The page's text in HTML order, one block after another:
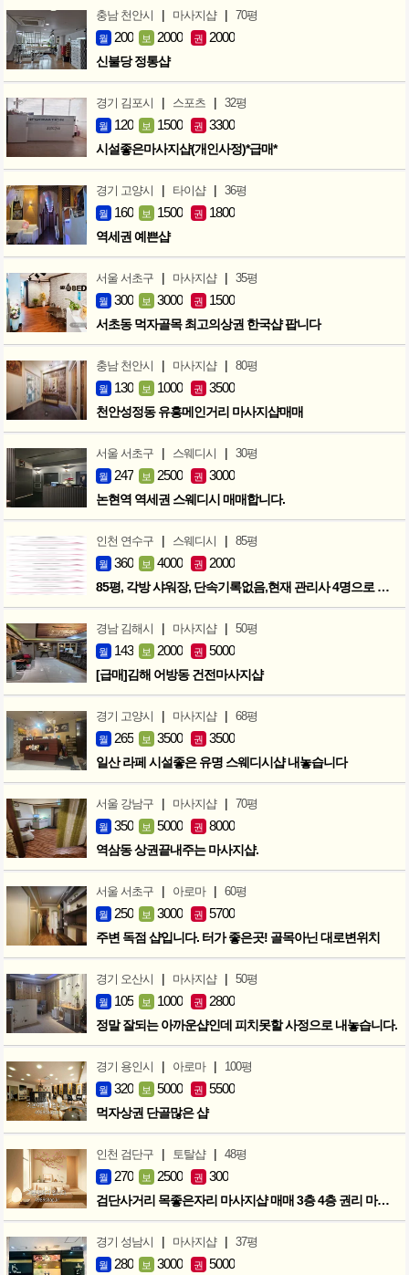
충남 천안시 | 마사지샵 | 70평
월 200 보 2000 권 2000
신불당 정통샵
경기 김포시 | 스포츠 | 32평
월 120 보 1500 권 3300
시설좋은마사지샵(개인사정)*급매*
경기 고양시 | 타이샵 | 36평
월 160 보 1500 권 1800
역세권 예쁜샵
서울 서초구 | 마사지샵 | 35평
월 300 보 3000 권 1500
서초동 먹자골목 최고의상권 한국샵 팝니다
충남 천안시 | 마사지샵 | 80평
월 130 보 1000 권 3500
천안성정동 유흥메인거리 마사지샵매매
서울 서초구 | 스웨디시 | 30평
월 247 보 2500 권 3000
논현역 역세권 스웨디시 매매합니다.
인천 연수구 | 스웨디시 | 85평
월 360 보 4000 권 2000
85평, 각방 샤워장, 단속기록없음,현재 관리사 4명으로 성업중
경남 김해시 | 마사지샵 | 50평
월 143 보 2000 권 5000
[급매]김해 어방동 건전마사지샵
경기 고양시 | 마사지샵 | 68평
월 265 보 3500 권 3500
일산 라페 시설좋은 유명 스웨디시샵 내놓습니다
서울 강남구 | 마사지샵 | 70평
월 350 보 5000 권 8000
역삼동 상권끝내주는 마사지샵.
서울 서초구 | 아로마 | 60평
월 250 보 3000 권 5700
주변 독점 샵입니다. 터가 좋은곳! 골목아닌 대로변위치
경기 오산시 | 마사지샵 | 50평
월 105 보 1000 권 2800
정말 잘되는 아까운샵인데 피치못할 사정으로 내놓습니다.
경기 용인시 | 아로마 | 100평
월 320 보 5000 권 5500
먹자상권 단골많은 샵
인천 검단구 | 토탈샵 | 48평
월 270 보 2500 권 300
검단사거리 목좋은자리 마사지샵 매매 3층 4층 권리 마지막인하 300만
경기 성남시 | 마사지샵 | 37평
월 280 보 3000 권 5000